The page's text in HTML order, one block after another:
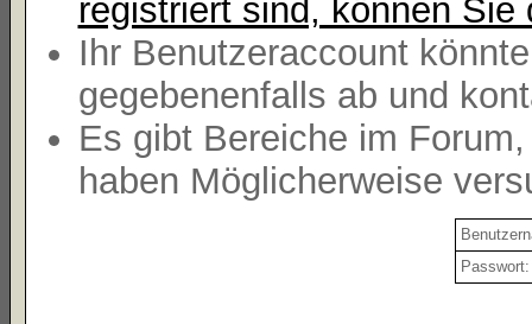
registriert sind, können Sie
Ihr Benutzeraccount
gegebenenfalls ab und
Es gibt Bereiche im
haben Möglicherweise
Passwort: